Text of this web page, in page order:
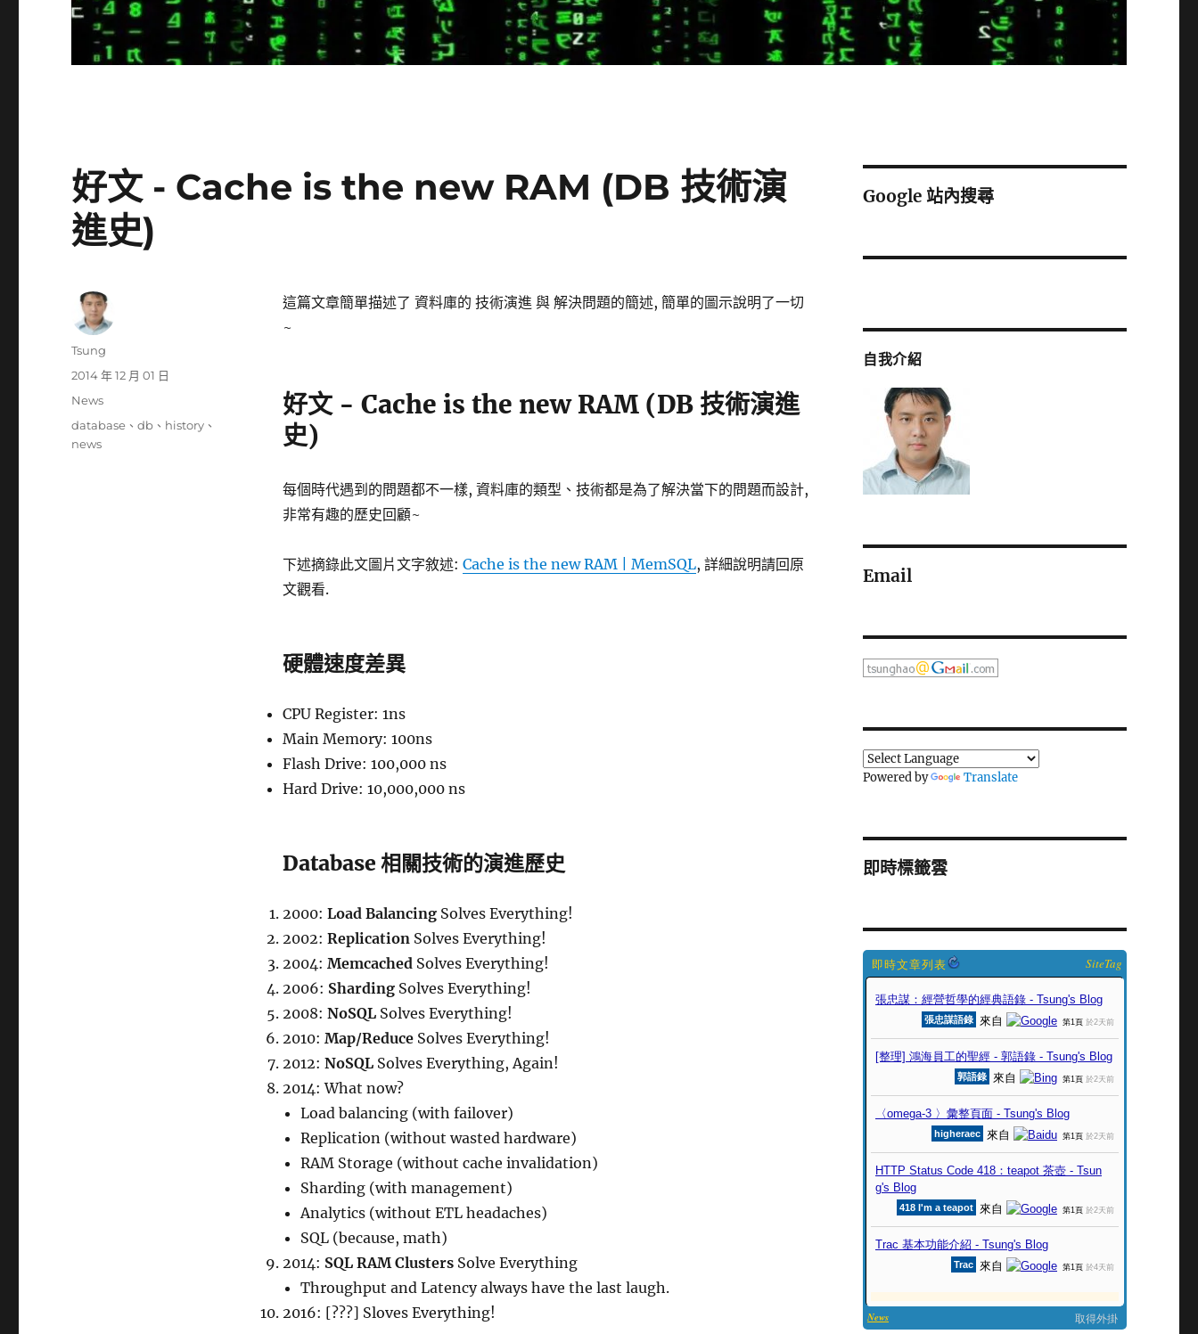
好文 - Cache is the new RAM (DB 技術演
進史)
這篇文章簡單描述了 資料庫的 技術演進 與 解決問題的簡述, 簡單的圖示說明了一切
~
好文 - Cache is the new RAM (DB 技術演進
史)
每個時代遇到的問題都不一樣, 資料庫的類型、技術都是為了解決當下的問題而設計,
非常有趣的歷史回顧~
下述摘錄此文圖片文字敘述: Cache is the new RAM | MemSQL, 詳細說明請回原
文觀看.
硬體速度差異
CPU Register: 1ns
Main Memory: 100ns
Flash Drive: 100,000 ns
Hard Drive: 10,000,000 ns
Database 相關技術的演進歷史
2000: Load BalancingSolves Everything!
2002: ReplicationSolves Everything!
2004: MemcachedSolves Everything!
2006: ShardingSolves Everything!
2008: NoSQLSolves Everything!
2010: Map/ReduceSolves Everything!
2012: NoSQLSolves Everything, Again!
2014: What now?
Load balancing (with failover)
Replication (without wasted hardware)
RAM Storage (without cache invalidation)
Sharding (with management)
Analytics (without ETL headaches)
SQL (because, math)
2014: SQL RAM ClustersSolve Everything
Throughput and Latency always have the last laugh.
2016: [???] Sloves Everything!
作
Tsung
發
期:
2014 年 12 月 01 日
分
類
News
標
籤
database 、db 、 history 、
news
Google 站內搜尋
自我介紹
Email
Powered by Translate
即時標籤雲
SiteTag